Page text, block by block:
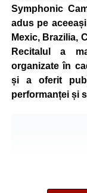
Symphonic
adus pe
Mexic, Brazilia,
Recitalul a
organizate în
și a oferit
performanței și